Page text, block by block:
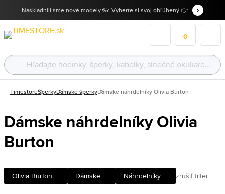
Naskladnili sme nové modely 👓 Vyberte si svoj obľúbený 👉
0
TimestoreŠperkyDámske šperkyDámske náhrdelníky Olivia Burton
Dámske náhrdelníky Olivia
Burton
Olivia Burton Dámske Náhrdelníky zrušiť filter